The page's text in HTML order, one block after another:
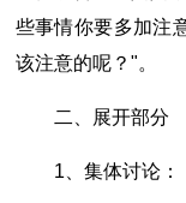
些事情你要多加注
该注意的呢？"。
二、展开部分
1、集体讨论：